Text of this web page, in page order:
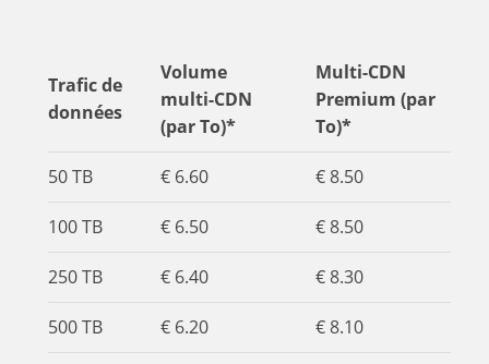
Trafic de
données
Volume
multi-CDN
(par To)*
Multi-CDN
Premium (par
To)*
50 TB € 6.60 € 8.50
100 TB € 6.50 € 8.50
250 TB € 6.40 € 8.30
500 TB € 6.20 € 8.10